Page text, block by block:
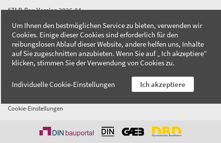
STLB-Bau Version 2026-04
FAQ
Kontakt
Datenschutzerklärung
Cookie-Einstellungen
Um Ihnen den bestmöglichen Service zu bieten, verwenden wir
Cookies. Einige dieser Cookies sind erforderlich für den
reibungslosen Ablauf dieser Website, andere helfen uns, Inhalte
auf Sie zugeschnitten anzubieten. Wenn Sie auf „ Ich akzeptiere“
klicken, stimmen Sie der Verwendung von Cookies zu.
Individuelle Cookie-Einstellungen Ich akzeptiere